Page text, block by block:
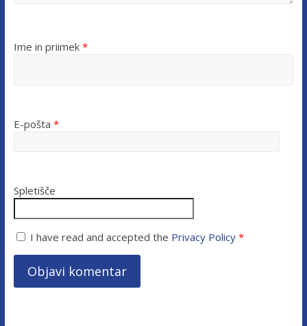
Ime in priimek *
E-pošta *
Spletišče
I have read and accepted the Privacy Policy*